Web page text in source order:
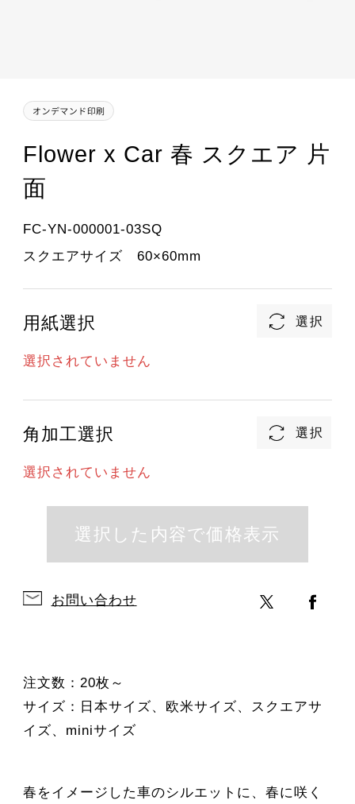
Flower x Car 春 スクエア 片
面
FC-YN-000001-03SQ
スクエアサイズ 60×60mm
用紙選択
選択されていません
角加工選択
選択されていません
お問い合わせ
注文数：20枚～
サイズ：日本サイズ、欧米サイズ、スクエアサ
イズ、miniサイズ
春をイメージした車のシルエットに、春に咲く